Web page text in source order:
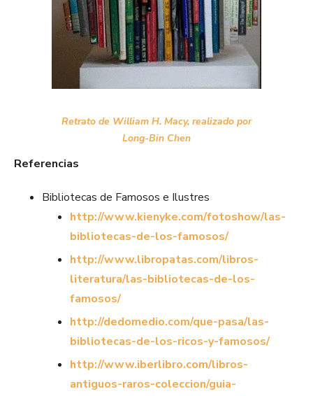
Retrato de William H. Macy, realizado por
Long-Bin Chen
Referencias
Bibliotecas de Famosos e Ilustres
http://www.kienyke.com/fotoshow/las-
bibliotecas-de-los-famosos/
http://www.libropatas.com/libros-
literatura/las-bibliotecas-de-los-
famosos/
http://dedomedio.com/que-pasa/las-
bibliotecas-de-los-ricos-y-famosos/
http://www.iberlibro.com/libros-
antiguos-raros-coleccion/guia-